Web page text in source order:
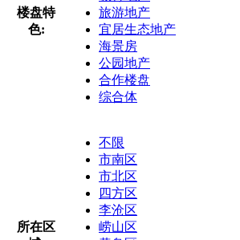
楼盘特
色:
旅游地产
宜居生态地产
海景房
公园地产
合作楼盘
综合体
所在区
不限
市南区
市北区
四方区
李沧区
崂山区